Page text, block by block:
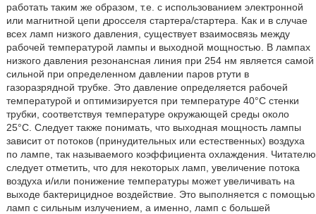
работать таким же образом, т.е. с использованием электронной
или магнитной цепи дросселя стартера/стартера. Как и в случае
всех ламп низкого давления, существует взаимосвязь между
рабочей температурой лампы и выходной мощностью. В лампах
низкого давления резонансная линия при 254 нм является самой
сильной при определенном давлении паров ртути в
газоразрядной трубке. Это давление определяется рабочей
температурой и оптимизируется при температуре 40°С стенки
трубки, соответствуя температуре окружающей среды около
25°С. Следует также понимать, что выходная мощность лампы
зависит от потоков (принудительных или естественных) воздуха
по лампе, так называемого коэффициента охлаждения. Читателю
следует отметить, что для некоторых ламп, увеличение потока
воздуха и/или понижение температуры может увеличивать на
выходе бактерицидное воздействие. Это выполняется с помощью
ламп с сильным излучением, а именно, ламп с большей